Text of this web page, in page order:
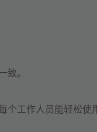
致。
个工作人员能轻松使